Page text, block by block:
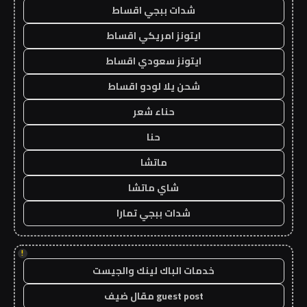
شدات ببجي اقساط
ايتونز امريكي اقساط
ايتونز سعودي اقساط
شحن يلا لودو اقساط
حناء شعر
حنا
ماتشا
شاي ماتشا
شدات ببجي تمارا
!
خدمات الباك لينك والجيست
guest post مقال ضيف